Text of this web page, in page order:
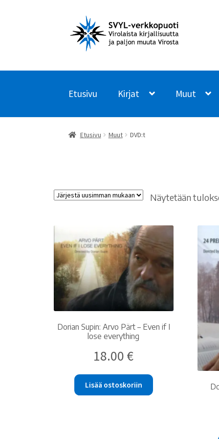
Siirry
navigointiin
Siirry
sisältöön
Etusivu Kirjat Muut
Etusivu Muut DVD:t
Näytetään
Dorian Supin: Arvo Pärt – Even if I
lose everything
18.00 €
Lisää ostoskoriin